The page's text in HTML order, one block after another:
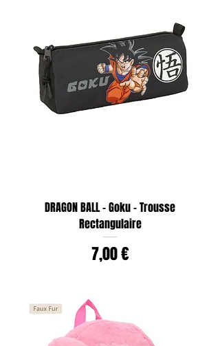
DRAGON BALL - Goku - Trousse
Rectangulaire
Prix
7,00 €